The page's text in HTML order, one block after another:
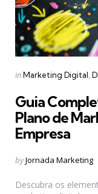
Categories
Posted
inMarketing Digital
Guia
Plano de
Empresa
Posted
byJornada Marketing
Descubra os